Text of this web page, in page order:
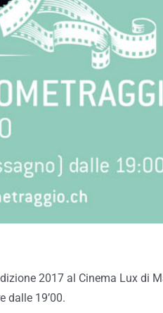
2017 al Cinema Lux di
dalle 19’00.